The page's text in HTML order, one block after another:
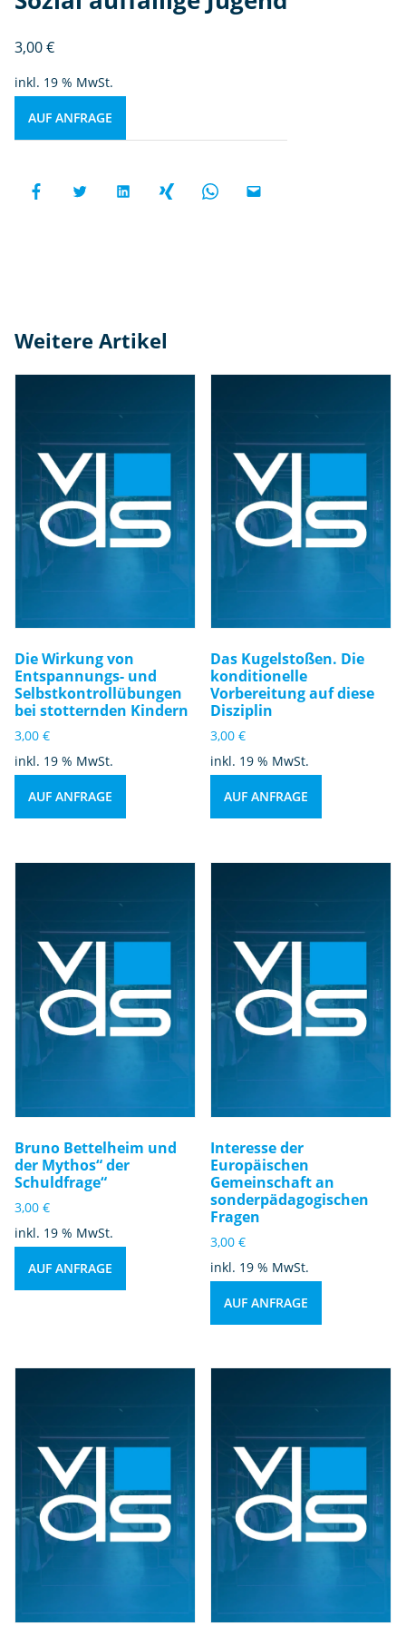
3,00€
inkl. 19 % MwSt.
AUF ANFRAGE
Weitere Artikel
Die Wirkung von
Entspannungs- und
Selbstkontrollübungen
bei stotternden Kindern
3,00 €
inkl. 19 % MwSt.
AUF ANFRAGE
Das Kugelstoßen. Die
konditionelle
Vorbereitung auf diese
Disziplin
3,00€
inkl. 19 % MwSt.
AUF ANFRAGE
Bruno Bettelheim und
der Mythos“ der
Schuldfrage“
3,00 €
inkl. 19 % MwSt.
AUF ANFRAGE
Interesse der
Europäischen
Gemeinschaft an
sonderpädagogischen
Fragen
3,00€
inkl. 19 % MwSt.
AUF ANFRAGE